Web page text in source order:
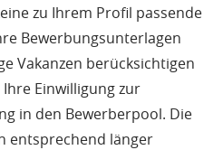
zu Ihrem Profil passende
Bewerbungsunterlagen
Vakanzen berücksichtigen
Einwilligung zur
in den Bewerberpool. Die
entsprechend länger